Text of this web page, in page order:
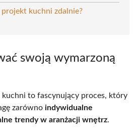
kuchni zdalnie?
swoją wymarzoną
to fascynujący proces, który
zarówno indywidualne
trendy w aranżacji wnętrz.